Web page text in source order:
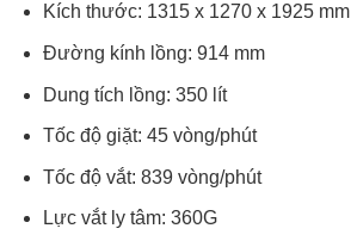
Kích thước: 1315 x 1270 x 1925 mm
Đường kính lồng: 914 mm
Dung tích lồng: 350 lít
Tốc độ giặt: 45 vòng/phút
Tốc độ vắt: 839 vòng/phút
Lực vắt ly tâm: 360G